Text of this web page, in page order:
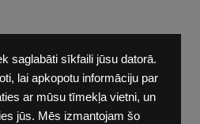
saglabāti sīkfaili jūsu datorā.
lai apkopotu informāciju par
ar mūsu tīmekļa vietni, un
jūs. Mēs izmantojam šo